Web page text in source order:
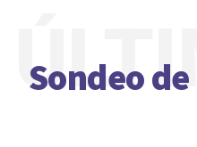
Sondeo